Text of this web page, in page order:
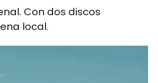
Con dos discos
local.